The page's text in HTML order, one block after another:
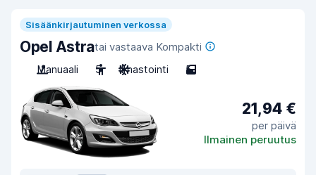
Sisäänkirjautuminen verkossa
Opel Astratai vastaava Kompakti
Manuaali
5 Ilmastointi 5
21,94 €
per päivä
Ilmainen peruutus